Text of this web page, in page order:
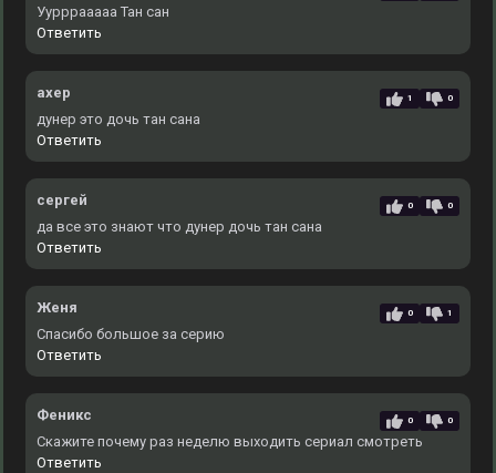
Уурррааааа Тан сан
Ответить
ахер 1 0
дунер это дочь тан сана
Ответить
сергей 0 0
да все это знают что дунер дочь тан сана
Ответить
Женя 0 1
Спасибо большое за серию
Ответить
Феникс 0 0
Скажите почему раз неделю выходить сериал смотреть
Ответить